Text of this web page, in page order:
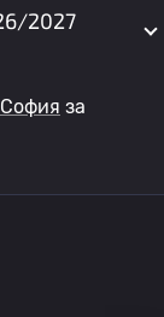
2027
за